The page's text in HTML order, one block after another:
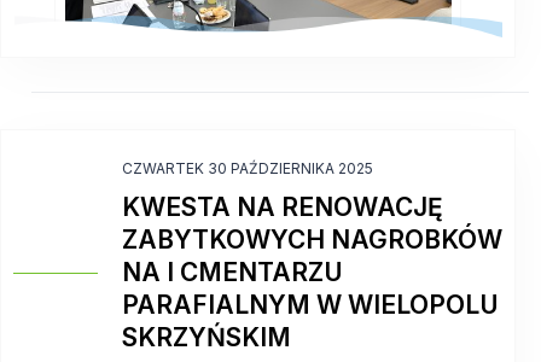
CZWARTEK 30 PAŹDZIERNIKA 2025
KWESTA NA RENOWACJĘ
ZABYTKOWYCH NAGROBKÓW
NA I CMENTARZU
PARAFIALNYM W WIELOPOLU
SKRZYŃSKIM